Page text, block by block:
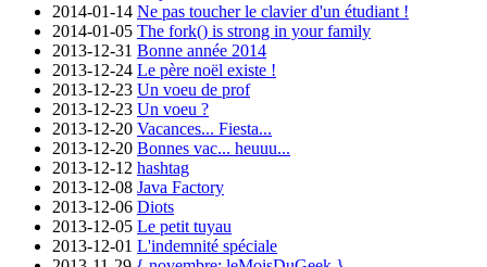
2014-01-14 Ne pas toucher le clavier d'un étudiant !
2014-01-05 The fork() is strong in your family
2013-12-31 Bonne année 2014
2013-12-24 Le père noël existe !
2013-12-23 Un voeu de prof
2013-12-23 Un voeu ?
2013-12-20 Vacances... Fiesta...
2013-12-20 Bonnes vac... heuuu...
2013-12-12 hashtag
2013-12-08 Java Factory
2013-12-06 Diots
2013-12-05 Le petit tuyau
2013-12-01 L'indemnité spéciale